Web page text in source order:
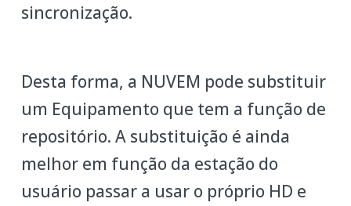
sincronização.
Desta forma, a NUVEM pode substituir
um Equipamento que tem a função de
repositório. A substituição é ainda
melhor em função da estação do
usuário passar a usar o próprio HD e